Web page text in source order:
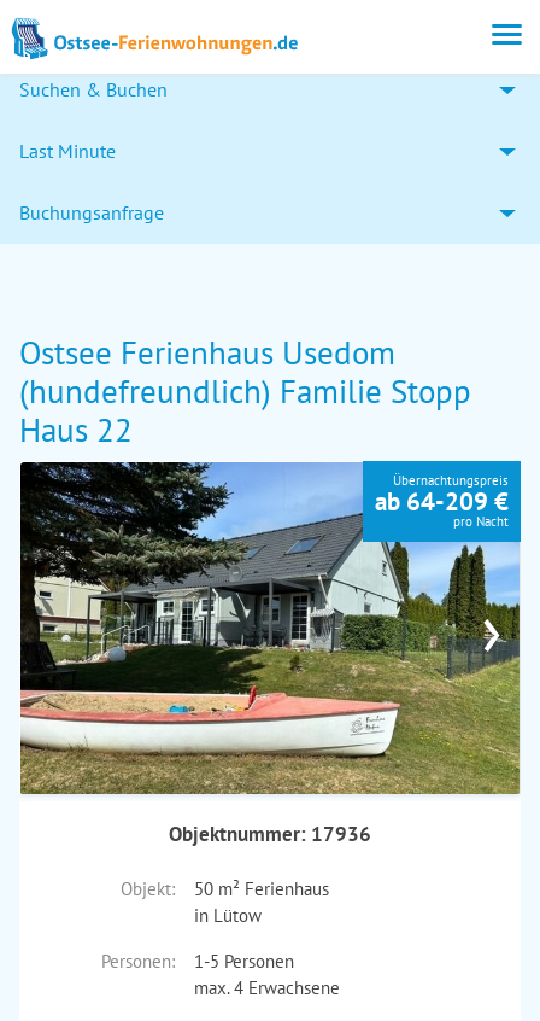
Suchen & Buchen
Last Minute
Buchungsanfrage
Ostsee Ferienhaus Usedom
(hundefreundlich) Familie Stopp
Haus 22
›
Übernachtungspreis
ab 64-209 €
pro Nacht
Objektnummer: 17936
Objekt:
50 m² Ferienhaus
in Lütow
Personen:
1-5 Personen
max. 4 Erwachsene